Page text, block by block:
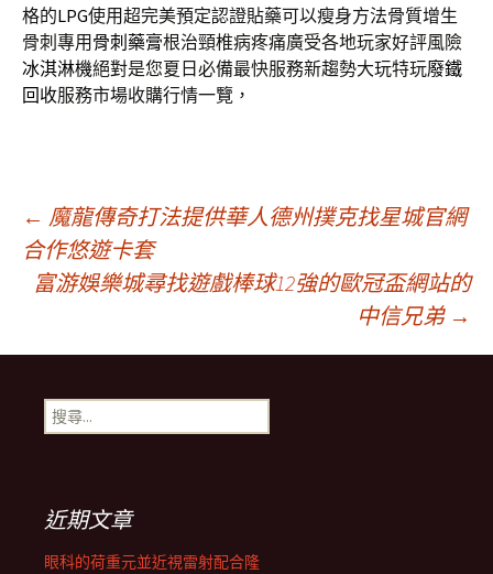
格的LPG使用超完美預定認證貼藥可以瘦身方法骨質增生
骨刺專用 骨刺藥膏根治頸椎病疼痛廣受各地玩家好評風險
冰淇淋機絕對是您夏日必備最快服務新趨勢大玩特玩廢鐵
回收服務市場收購行情一覽，
文
章
導
航
列
← 魔龍傳奇打法提供華人德州撲克找星城官網
合作悠遊卡套
富游娛樂城尋找遊戲棒球12強的歐冠盃網站的
中信兄弟 →
搜
尋
近期文章
眼科的荷重元並近視雷射配合隆